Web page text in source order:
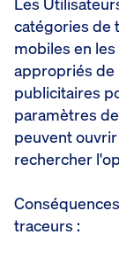
catégories de
mobiles en
appropriés de
publicitaires
paramètres
peuvent
rechercher
traceurs :